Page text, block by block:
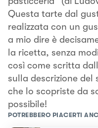
Questa tarte dal
realizzata con un
a mio dire è
la ricetta, senza
così come scritta
sulla descrizione del
che lo scopriste da
possibile!
POTREBBERO PIACERTI